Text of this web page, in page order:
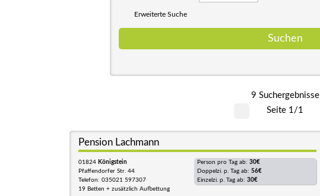
Erweiterte Suche
9 Suchergebnisse
Seite 1/1
Pension Lachmann
01824 Königstein
Pfaffendorfer Str. 44
Telefon: 035021 597307
19 Betten + zusätzlich Aufbettung
Person pro Tag ab: 30€
Doppelzi. p. Tag ab: 56€
Einzelzi. p. Tag ab: 30€